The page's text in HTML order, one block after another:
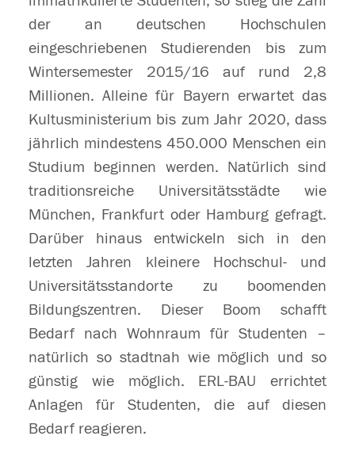
der an deutschen Hochschulen
eingeschriebenen Studierenden bis zum
Wintersemester 2015/16 auf rund 2,8
Millionen. Alleine für Bayern erwartet das
Kultusministerium bis zum Jahr 2020, dass
jährlich mindestens 450.000 Menschen ein
Studium beginnen werden. Natürlich sind
traditionsreiche Universitätsstädte wie
München, Frankfurt oder Hamburg gefragt.
Darüber hinaus entwickeln sich in den
letzten Jahren kleinere Hochschul- und
Universitätsstandorte zu boomenden
Bildungszentren. Dieser Boom schafft
Bedarf nach Wohnraum für Studenten –
natürlich so stadtnah wie möglich und so
günstig wie möglich. ERL-BAU errichtet
Anlagen für Studenten, die auf diesen
Bedarf reagieren.